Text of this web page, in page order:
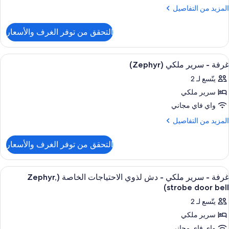
سريران
مزدوجان
المزيد من التفاصيل
المزيد
غرفة
بريميم
-
سريران
مزدوجان
التحقق من توفر الغرف والأسعار
استعراض
جميع
صور
غرفة
-
سرير
أغطية فراش متميزة وأسرّة بطبقة علوية
5
غرفة - سرير ملكي (Zephyr)
يتّسع لـ 2
سرير ملكي
واي فاي مجاني
المزيد من التفاصيل
المزيد
غرفة
سرير
ملكي
التحقق من توفر الغرف والأسعار
استعراض
جميع
صور
غرفة
-
أغطية فراش متميزة وأسرّة بطبقة علوية
5
غرفة - سرير ملكي - دش لذوي الاحتياجات الخاصة (Zephyr,
strobe door bell)
يتّسع لـ 2
سرير ملكي